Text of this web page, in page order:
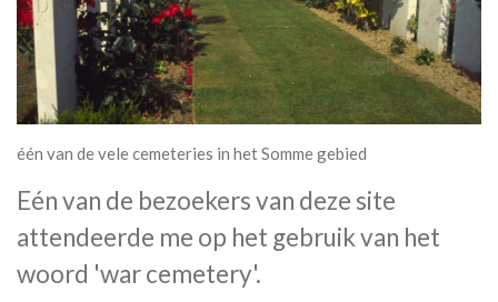
één van de vele cemeteries in het Somme gebied
Eén van de bezoekers van deze site
attendeerde me op het gebruik van het
woord 'war cemetery'.